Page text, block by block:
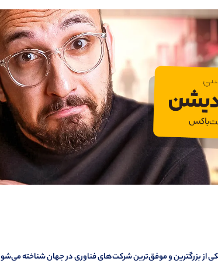
از بزرگترین و موفق‌ترین شرکت‌های فناوری در جهان شناخته